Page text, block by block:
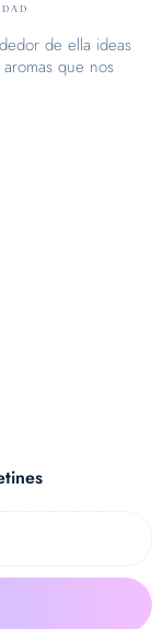
de ella ideas
que nos